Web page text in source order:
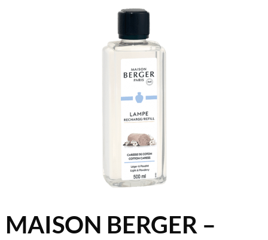
MAISON BERGER –